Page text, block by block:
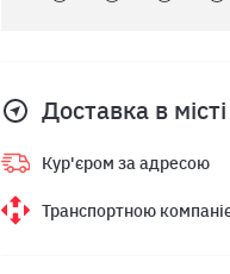
Доставка в місті
Кур'єром за адресою
Транспортною